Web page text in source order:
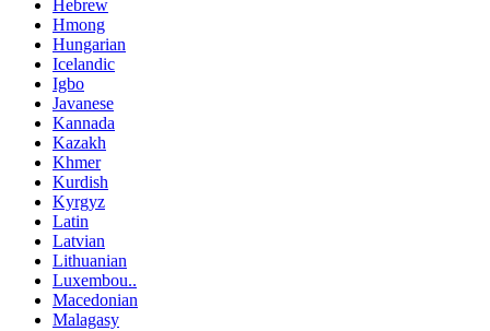
Hebrew
Hmong
Hungarian
Icelandic
Igbo
Javanese
Kannada
Kazakh
Khmer
Kurdish
Kyrgyz
Latin
Latvian
Lithuanian
Luxembou..
Macedonian
Malagasy